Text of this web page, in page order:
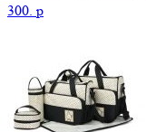
300. p